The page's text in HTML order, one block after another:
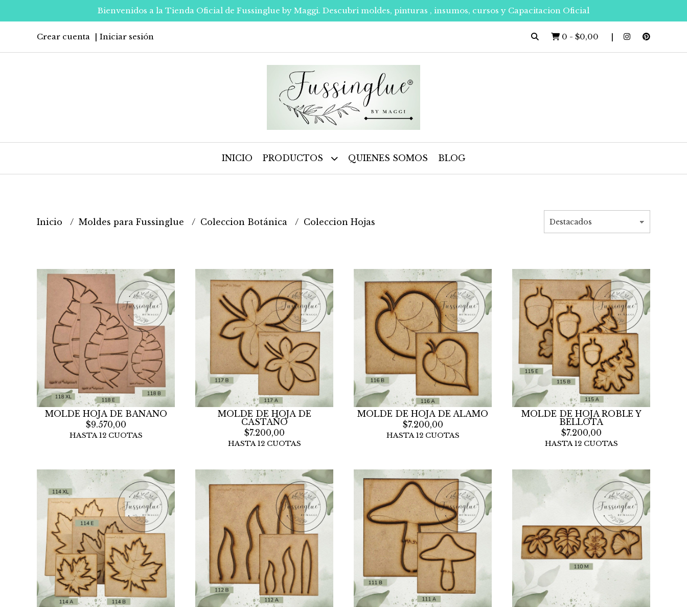
Bienvenidos a la Tienda Oficial de Fussinglue by Maggi. Descubri moldes, pinturas , insumos, cursos y Capacitacion Oficial
Crear cuenta Iniciar sesión 0 - $0,00
INICIO PRODUCTOS QUIENES SOMOS BLOG
Inicio Moldes para Fussinglue Coleccion Botánica Coleccion Hojas
MOLDE HOJA DE BANANO
$9.570,00
HASTA 12 CUOTAS
MOLDE DE HOJA DE
CASTAÑO
$7.200,00
HASTA 12 CUOTAS
MOLDE DE HOJA DE ALAMO
$7.200,00
HASTA 12 CUOTAS
MOLDE DE HOJA ROBLE Y
BELLOTA
$7.200,00
HASTA 12 CUOTAS